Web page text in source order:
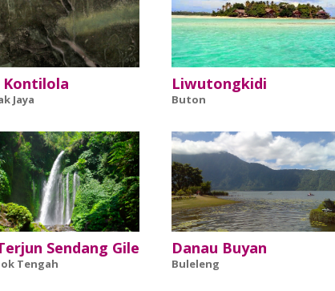
Kontilola
Jaya
Liwutongkidi
Buton
Sendang Gile
Tengah
Danau Buyan
Buleleng